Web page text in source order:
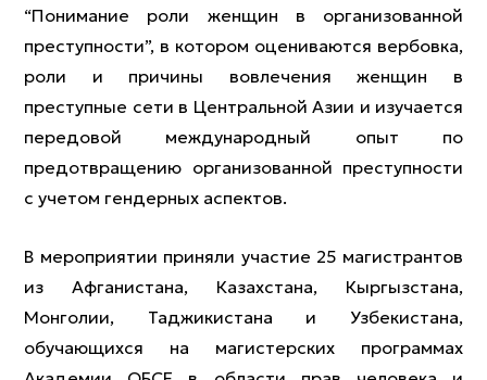
“Понимание роли женщин в организованной
преступности”, в котором оцениваются вербовка,
роли и причины вовлечения женщин в
преступные сети в Центральной Азии и изучается
передовой международный опыт по
предотвращению организованной преступности
с учетом гендерных аспектов.
В мероприятии приняли участие 25 магистрантов
из Афганистана, Казахстана, Кыргызстана,
Монголии, Таджикистана и Узбекистана,
обучающихся на магистерских программах